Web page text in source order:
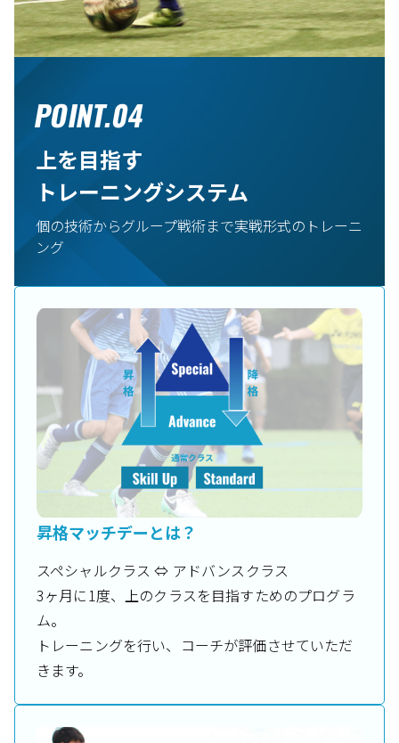
POINT.04
上を目指す
トレーニングシステム
個の技術からグループ戦術まで実戦形式のトレーニ
ング
昇格マッチデーとは？
スペシャルクラス ⇔ アドバンスクラス
3ヶ月に1度、上のクラスを目指すためのプログラ
ム。
トレーニングを行い、コーチが評価させていただ
きます。